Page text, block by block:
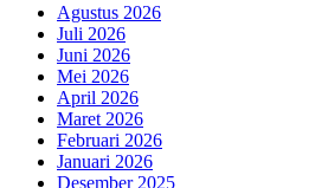
Agustus 2026
Juli 2026
Juni 2026
Mei 2026
April 2026
Maret 2026
Februari 2026
Januari 2026
Desember 2025